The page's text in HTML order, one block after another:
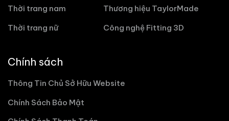
Thời trang nam
Thời trang nữ
Thương hiệu TaylorMade
Công nghệ Fitting 3D
Chính sách
Thông Tin Chủ Sở Hữu Website
Chính Sách Bảo Mật